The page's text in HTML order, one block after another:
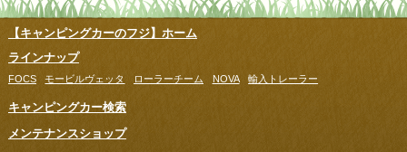
【キャンピングカーのフジ】ホーム
ラインナップ
FOCS モービルヴェッタ ローラーチーム NOVA 輸入トレーラー
キャンピングカー検索
メンテナンスショップ